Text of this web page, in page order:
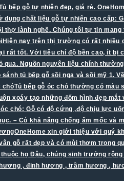
bếp gỗ tự nhiên đẹp, giá rẻ.
dụng chất liệu gỗ tự nhiên cao cấp:
thợ lành nghề. Chúng tôi tự tin
Hiện nay trên thị trường có rất nhiều
rất tốt. Với tiêu chí độ bền cao, ít bị
qua. Nguồn nguyên liệu chính
sánh tủ bếp gỗ sồi nga và sồi mỹ 1.
chóTủ bếp gỗ óc chó thường có màu
xoáy tạo những đốm hình đẹp
chó: Gỗ có độ cứng ,độ chịu lực
– Có khả năng chống ẩm mốc
OneHome xin giới thiệu với quý
gỗ rất đẹp và có mùi thơm trong
họ Đậu, chúng sinh trưởng
, đinh hương , trầm hương ,